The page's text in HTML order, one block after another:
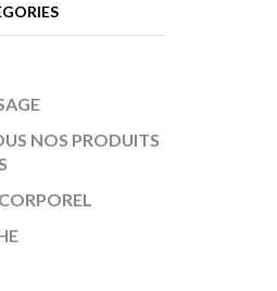
NOS PRODUITS